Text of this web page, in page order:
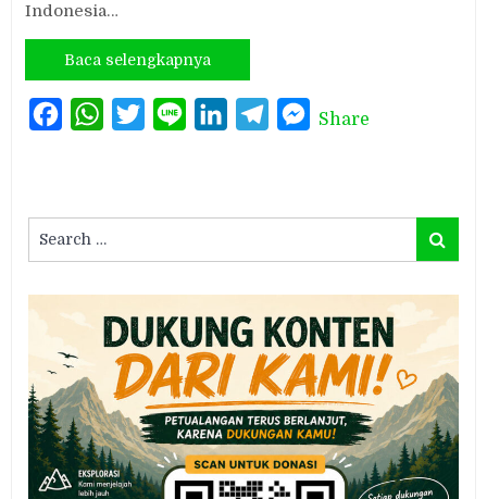
Indonesia…
Baca selengkapnya
FacebookWhatsAppTwitterLine LinkedInTelegramMessenger
Share
for:
Search